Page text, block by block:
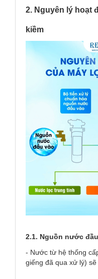
2. Nguyên lý hoạt
kiềm
2.1. Nguồn nước
- Nước từ hệ thống
giếng đã qua xử lý)